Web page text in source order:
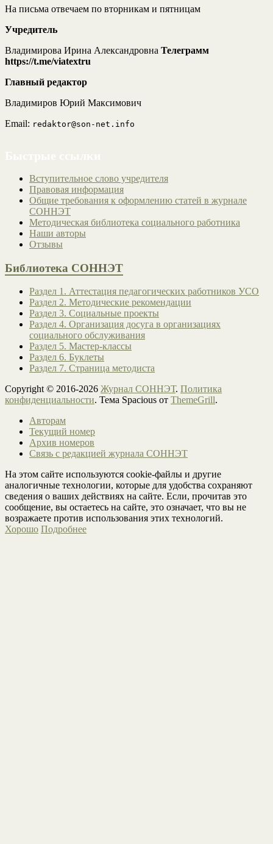
На письма отвечаем по вторникам и пятницам
Учредитель
Владимирова Ирина Александровна Телеграмм
https://t.me/viatextru
Главный редактор
Владимиров Юрий Максимович
Email: redaktor@son-net.info
Вступительное слово учредителя
Правовая информация
Общие требования к оформлению статей в журнале
СОННЭТ
Методическая библиотека социального работника
Наши авторы
Отзывы
Библиотека СОННЭТ
Раздел 1. Аттестация педагогических работников УСО
Раздел 2. Методические рекомендации
Раздел 3. Социальные проекты
Раздел 4. Организация досуга в организациях
социального обслуживания
Раздел 5. Мастер-классы
Раздел 6. Буклеты
Раздел 7. Страница методиста
Copyright © 2016-2026 Журнал СОННЭТ. Политика
конфиденциальности. Тема Spacious от ThemeGrill.
Авторам
Текущий номер
Архив номеров
Связь с редакцией журнала СОННЭТ
На этом сайте используются cookie-файлы и другие
аналогичные технологии, которые для удобства сохраняют
сведения о ваших действиях на сайте. Если, прочитав это
сообщение, вы остаетесь на сайте, это означает, что вы не
возражаете против использования этих технологий.
Хорошо Подробнее